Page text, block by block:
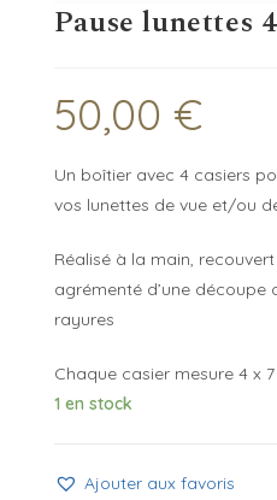
Pause lunettes
50,00 €
Un boîtier avec 4 casiers
vos lunettes de vue et/ou
Réalisé à la main,
agrémenté d’une découpe
rayures
Chaque casier mesure 4 x
1 en stock
Ajouter aux favoris